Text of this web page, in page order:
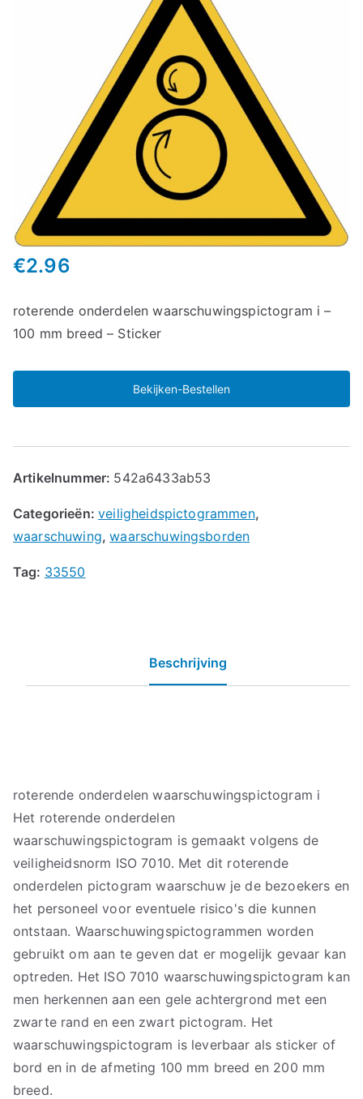
€2.96
roterende onderdelen waarschuwingspictogram i –
100 mm breed – Sticker
Bekijken-Bestellen
Artikelnummer: 542a6433ab53
Categorieën:veiligheidspictogrammen,
waarschuwing,waarschuwingsborden
Tag: 33550
Beschrijving
roterende onderdelen waarschuwingspictogram i
Het roterende onderdelen
waarschuwingspictogram is gemaakt volgens de
veiligheidsnorm ISO 7010. Met dit roterende
onderdelen pictogram waarschuw je de bezoekers en
het personeel voor eventuele risico's die kunnen
ontstaan. Waarschuwingspictogrammen worden
gebruikt om aan te geven dat er mogelijk gevaar kan
optreden. Het ISO 7010 waarschuwingspictogram kan
men herkennen aan een gele achtergrond met een
zwarte rand en een zwart pictogram. Het
waarschuwingspictogram is leverbaar als sticker of
bord en in de afmeting 100 mm breed en 200 mm
breed.